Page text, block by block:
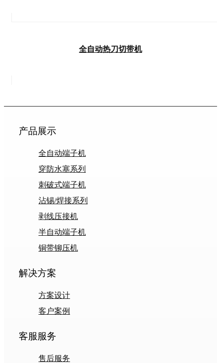
全自动热刀切带机
产品展示
全自动端子机
穿防水塞系列
刺破式端子机
沾锡/焊接系列
剥线压接机
半自动端子机
铜带铆压机
解决方案
方案设计
客户案例
客服服务
售后服务